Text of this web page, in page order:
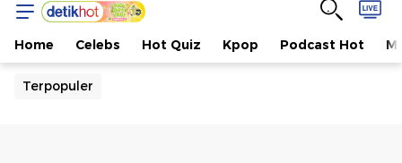
Home Celebs Hot Quiz Kpop Podcast Hot
Terpopuler